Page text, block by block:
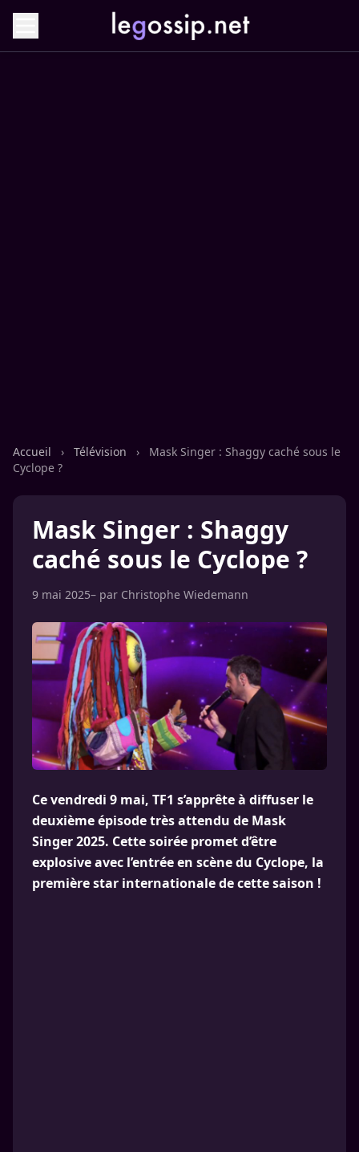
Accueil › Télévision ›
Mask Singer : Shaggy caché sous le
Cyclope ?
Mask Singer : Shaggy
caché sous le Cyclope ?
9 mai 2025– par Christophe Wiedemann
Ce vendredi 9 mai, TF1 s’apprête à diffuser le
deuxième épisode très attendu de Mask
Singer 2025. Cette soirée promet d’être
explosive avec l’entrée en scène du Cyclope, la
première star internationale de cette saison !